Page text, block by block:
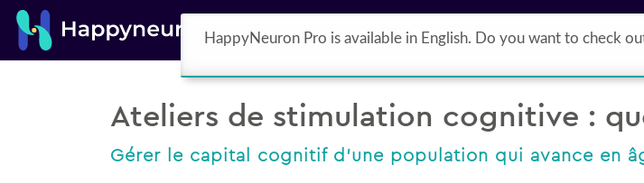
Evidence Formations Ressources gratuites
Ateliers de stimulation cognitive :
Gérer le capital cognitif d’une population qui avance en
HappyNeuron Pro is available in English. Do you want to check